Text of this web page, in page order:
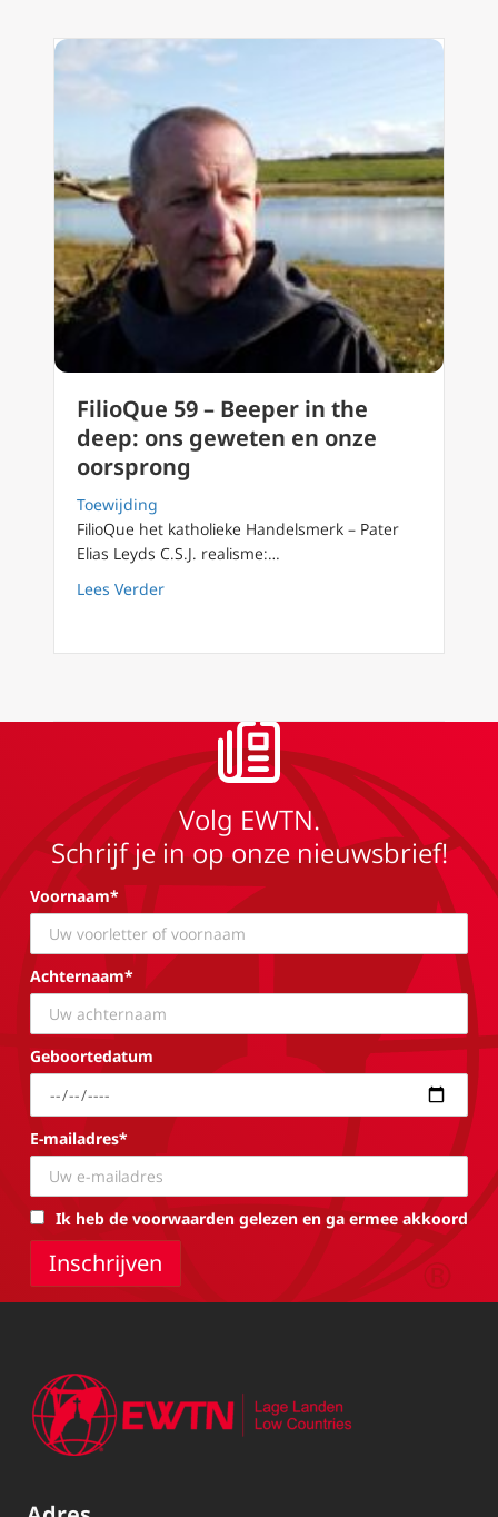
FilioQue 59 – Beeper in the
deep: ons geweten en onze
oorsprong
Toewijding
FilioQue het katholieke Handelsmerk – Pater
Elias Leyds C.S.J. realisme:…
Lees Verderabout FilioQue 59 – Beeper in the deep:
Volg EWTN.
Schrijf je in op onze nieuwsbrief!
Voornaam*
Achternaam*
Geboortedatum
E-mailadres*
Ik heb de voorwaarden gelezen en ga ermee akkoord